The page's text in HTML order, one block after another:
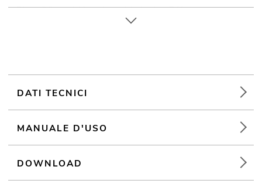
Disponibile su richiesta in qualsiasi colore RAL
DATI TECNICI
MANUALE D'USO
DOWNLOAD